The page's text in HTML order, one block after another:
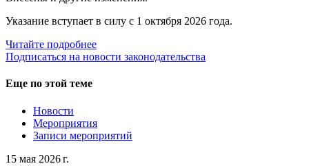
Указание вступает в силу с 1 октября 2026 года.
Читайте подробнее
Подписаться на новости законодательства
Еще по этой теме
Новости
Мероприятия
Записи мероприятий
15 мая 2026 г.